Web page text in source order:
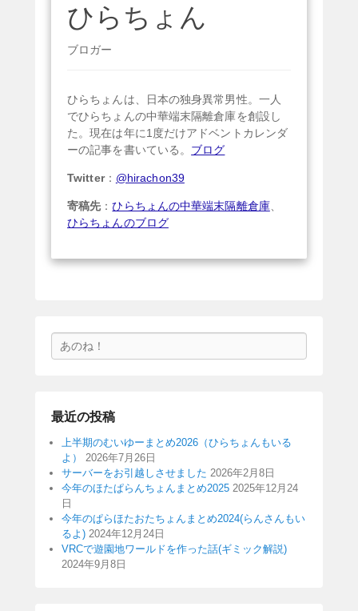
ひらちょん
ブロガー
ひらちょんは、日本の独身異常男性。一人
でひらちょんの中華端末隔離倉庫を創設し
た。現在は年に1度だけアドベントカレンダ
ーの記事を書いている。 ブログ
Twitter： @hirachon39
寄稿先 ：ひらちょんの中華端末隔離倉庫、
ひらちょんのブログ
索
最近の投稿
上半期のむいゆーまとめ2026（ひらちょんもいる
よ）
2026年7月26日
サーバーをお引越しさせました 2026年2月8日
今年のほたぱらんちょんまとめ2025 2025年12月24
日
今年のぱらほたおたちょんまとめ2024(らんさんもい
るよ) 2024年12月24日
VRCで遊園地ワールドを作った話(ギミック解説)
2024年9月8日